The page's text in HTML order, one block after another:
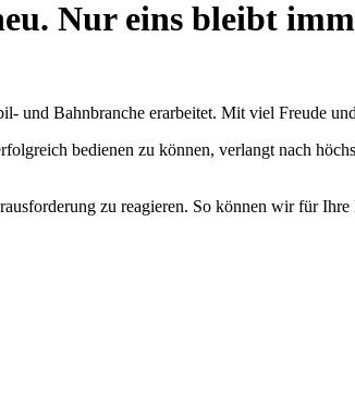
Nur eins bleibt
und Bahnbranche erarbeitet. Mit viel Freude
bedienen zu können, verlangt nach
zu reagieren. So können wir für